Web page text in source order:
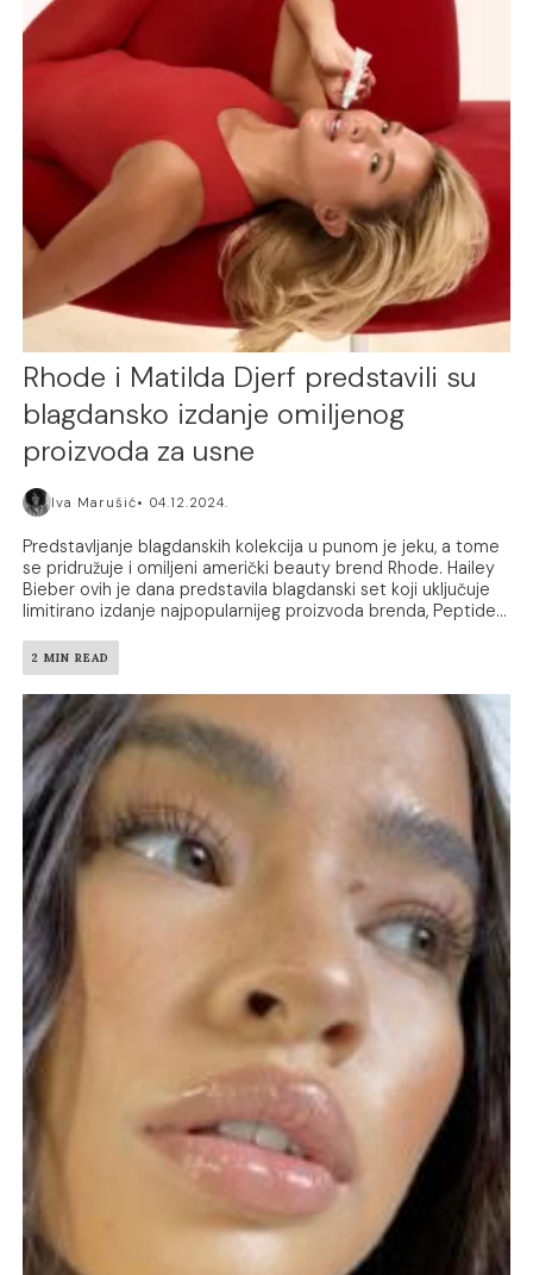
Rhode i Matilda Djerf predstavili su
blagdansko izdanje omiljenog
proizvoda za usne
Iva Marušić 04.12.2024.
Predstavljanje blagdanskih kolekcija u punom je jeku, a tome
se pridružuje i omiljeni američki beauty brend Rhode. Hailey
Bieber ovih je dana predstavila blagdanski set koji uključuje
limitirano izdanje najpopularnijeg proizvoda brenda, Peptide...
2 MIN READ